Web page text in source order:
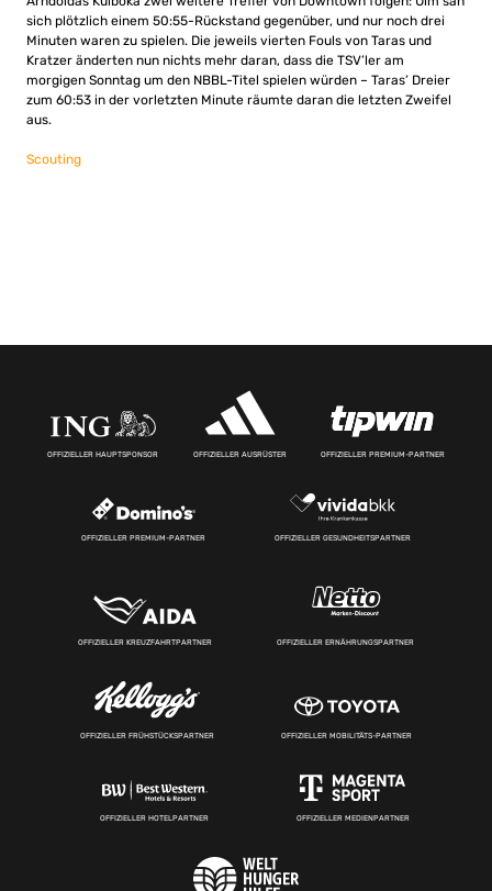
sich plötzlich einem 50:55-Rückstand gegenüber, und nur noch drei
Minuten waren zu spielen. Die jeweils vierten Fouls von Taras und
Kratzer änderten nun nichts mehr daran, dass die TSV’ler am
morgigen Sonntag um den NBBL-Titel spielen würden – Taras’ Dreier
zum 60:53 in der vorletzten Minute räumte daran die letzten Zweifel
aus.
Scouting
OFFIZIELLER HAUPTSPONSOR OFFIZIELLER AUSRÜSTER OFFIZIELLER PREMIUM-PARTNER
OFFIZIELLER PREMIUM-PARTNER OFFIZIELLER GESUNDHEITSPARTNER
OFFIZIELLER KREUZFAHRTPARTNER OFFIZIELLER ERNÄHRUNGSPARTNER
OFFIZIELLER FRÜHSTÜCKSPARTNER OFFIZIELLER MOBILITÄTS-PARTNER
OFFIZIELLER HOTELPARTNER OFFIZIELLER MEDIENPARTNER